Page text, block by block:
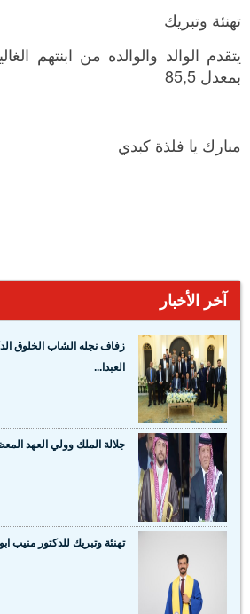
تهنئة وتبريك
يتقدم الوالد والوالده من ابنتهم
بمعدل 85,5
مبارك يا فلذة كبدي
آخر الأخبار
زفاف نجله الشاب الخلوق
العبدا...
جلالة الملك وولي العهد
تهنئة وتبريك للدكتور منيب